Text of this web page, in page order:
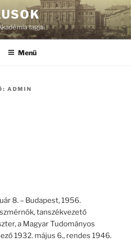
tagjai
Menü
ADMIN
8. – Budapest, 1956.
tanszékvezető
a Magyar Tudományos
1932. május 6., rendes 1946.